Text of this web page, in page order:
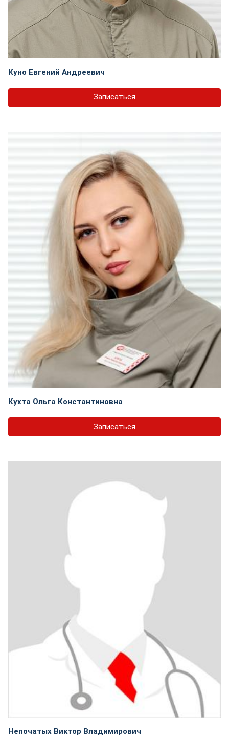
Куно Евгений Андреевич
Записаться
Кухта Ольга Константиновна
Записаться
Непочатых Виктор Владимирович